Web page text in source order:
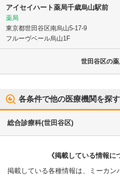
アイセイハート薬局千歳烏山駅前
薬局
東京都世田谷区南烏山5-17-9
フルーヴベール烏山1F
世田谷区の
各条件で他の医療機関を探す
総合診療科(世田谷区)
《掲載している情報に
掲載している各種情報は、ミーカン